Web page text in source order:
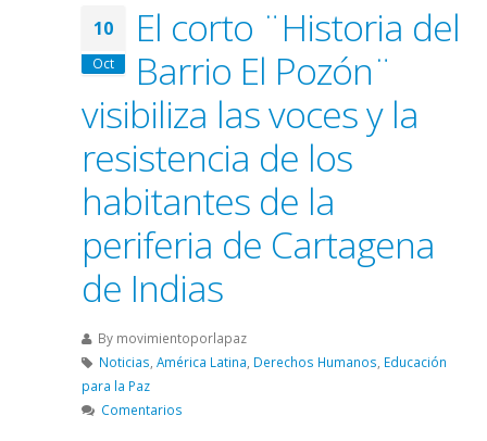
10
Oct
El corto ¨Historia del
Barrio El Pozón¨
visibiliza las voces y la
resistencia de los
habitantes de la
periferia de Cartagena
de Indias
By movimientoporlapaz
Noticias América Latina Derechos Humanos Educación
para la Paz
Comentarios